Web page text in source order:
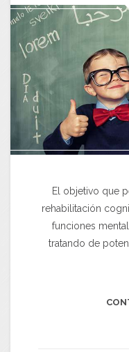
El objetivo que
rehabilitación
funciones
tratando de